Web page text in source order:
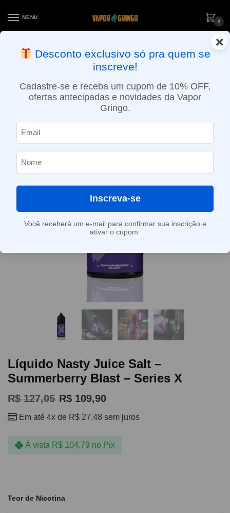
MENU
0
ENTREGA NO MESMO DIA EM SÃO PAULO (SEG A SEX): PEDIDOS
APROVADOS ATÉ 15:30 VIA MOTOBOY
Líquido Nasty Juice Salt –
Summerberry Blast – Series X
R$127,05 R$ 109,90
Em até 4x de R$ 27,48 sem juros
À vista R$104,79 no Pix
Teor de Nicotina
×
Desconto exclusivo só pra quem se
inscreve!
Cadastre-se e receba um cupom de 10% OFF,
ofertas antecipadas e novidades da Vapor
Gringo.
Inscreva-se
Você receberá um e-mail para confirmar sua inscrição e
ativar o cupom.